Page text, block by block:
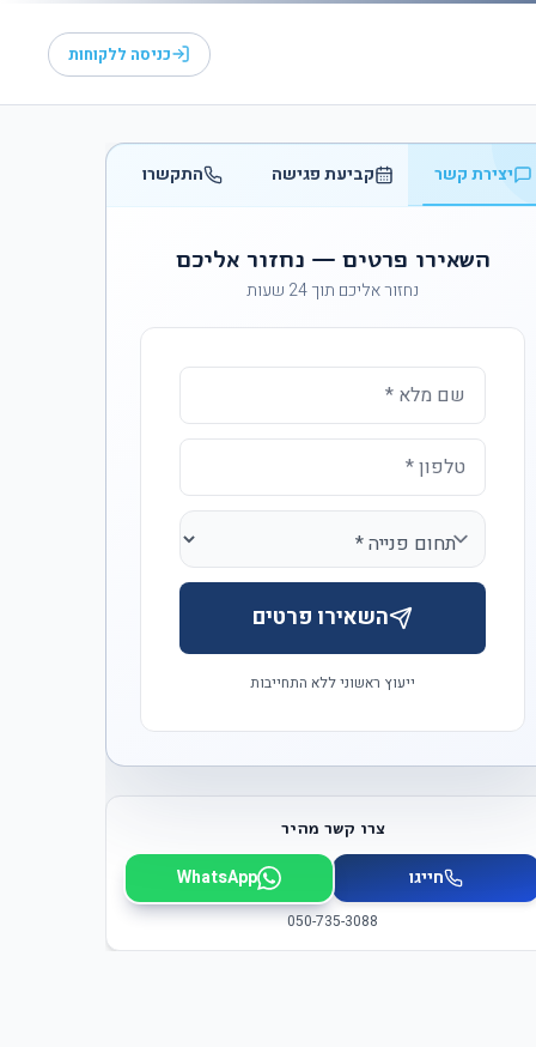
כניסה ללקוחות
יצירת קשר קביעת פגישה התקשרו
השאירו פרטים — נחזור אליכם
נחזור אליכם תוך 24 שעות
השאירו פרטים
ייעוץ ראשוני ללא התחייבות
צרו קשר מהיר
חייגו WhatsApp
050-735-3088